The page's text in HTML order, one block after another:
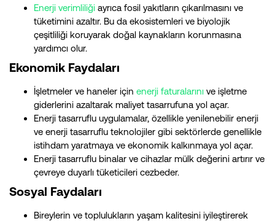
Enerji verimliliği ayrıca fosil yakıtların çıkarılmasını ve
tüketimini azaltır. Bu da ekosistemleri ve biyolojik
çeşitliliği koruyarak doğal kaynakların korunmasına
yardımcı olur.
Ekonomik Faydaları
İşletmeler ve haneler için enerji faturalarını ve işletme
giderlerini azaltarak maliyet tasarrufuna yol açar.
Enerji tasarruflu uygulamalar, özellikle yenilenebilir enerji
ve enerji tasarruflu teknolojiler gibi sektörlerde genellikle
istihdam yaratmaya ve ekonomik kalkınmaya yol açar.
Enerji tasarruflu binalar ve cihazlar mülk değerini artırır ve
çevreye duyarlı tüketicileri cezbeder.
Sosyal Faydaları
Bireylerin ve toplulukların yaşam kalitesini iyileştirerek